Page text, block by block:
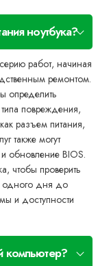
ноутбука?
работ, начиная
ремонтом.
определить
повреждения,
разъем питания,
также могут
обновление BIOS.
чтобы проверить
одного дня до
и доступности
компьютер?